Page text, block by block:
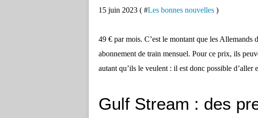
15 juin 2023 ( #Les bonnes nouvelles )
49 € par mois. C’est le montant que les Allemands
abonnement de train mensuel. Pour ce prix, ils
autant qu’ils le veulent : il est donc possible d’aller
Gulf Stream : des